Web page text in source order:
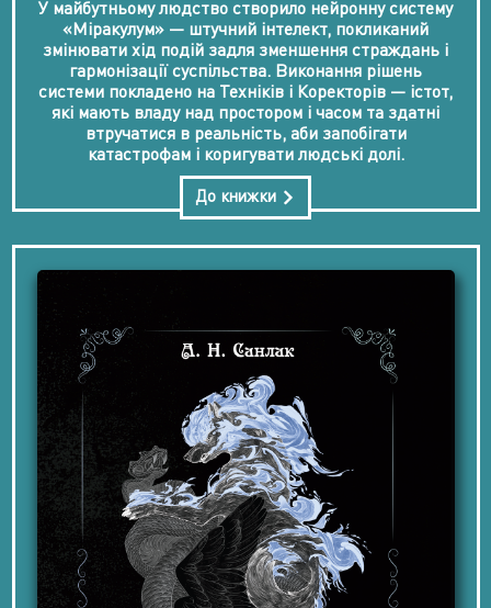
У майбутньому людство створило нейронну систему
«Міракулум» — штучний інтелект, покликаний
змінювати хід подій задля зменшення страждань і
гармонізації суспільства. Виконання рішень
системи покладено на Техніків і Коректорів — істот,
які мають владу над простором і часом та здатні
втручатися в реальність, аби запобігати
катастрофам і коригувати людські долі.
До книжки